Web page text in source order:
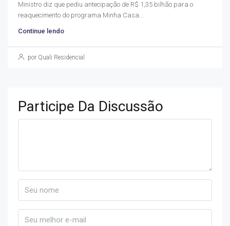
Ministro diz que pediu antecipação de R$ 1,35 bilhão para o
reaquecimento do programa Minha Casa...
Continue lendo
por Quali Residencial
Participe Da Discussão